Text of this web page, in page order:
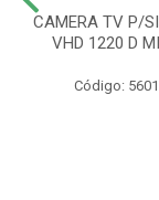
CAMERA TV P/
VHD 1220 D
Código: